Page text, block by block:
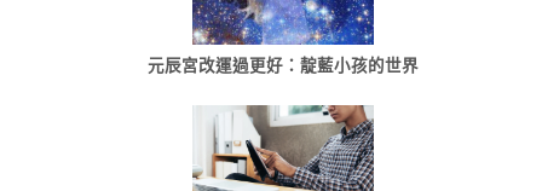
元辰宮改運過更好：靛藍小孩的世界